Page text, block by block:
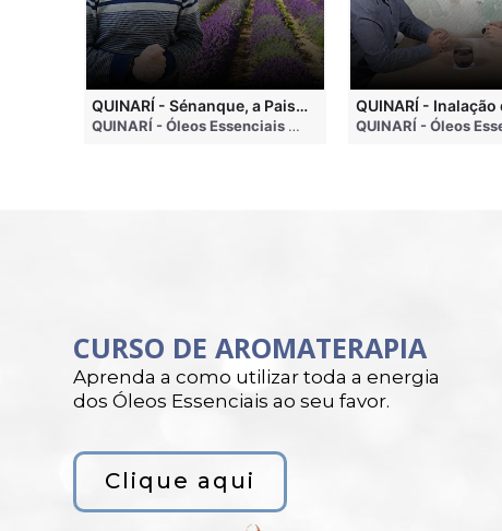
• 4 months ago
QUINARÍ - Sénanque, a Paisagem Mais Famosa da Aromaterapia
QUINARÍ - Óleos Essenciais e Aromaterapia • 3 weeks ago
CURSO DE AROMATERAPIA
Aprenda a como utilizar toda a energia
dos Óleos Essenciais ao seu favor.
Clique aqui